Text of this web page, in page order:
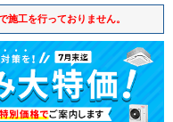
工を行っておりません。